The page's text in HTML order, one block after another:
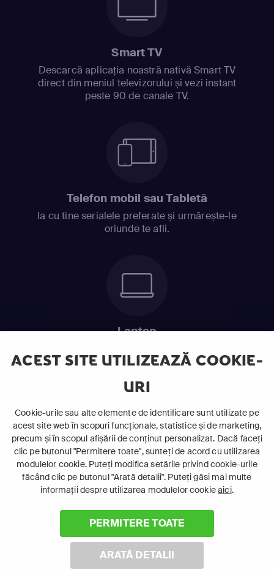
ACEST SITE UTILIZEAZĂ COOKIE-
URI
Cookie-urile sau alte elemente de identificare sunt utilizate pe
acest site web în scopuri funcționale, statistice și de marketing,
precum și în scopul afișării de conținut personalizat. Dacă faceți
clic pe butonul "Permitere toate", sunteți de acord cu utilizarea
modulelor cookie. Puteți modifica setările privind cookie-urile
făcând clic pe butonul "Arată detalii". Puteți găsi mai multe
informații despre utilizarea modulelor cookieaici.
PERMITERE TOATE
ARATĂ DETALII
Smart TV
Descarcă aplicația noastră nativă Smart TV
direct din meniul televizorului și vezi instant
peste 90 de canale TV.
Telefon mobil sau Tabletă
Ia cu tine serialele preferate și urmărește-le
oriunde te afli.
Laptop
ABONEAZĂ-TE ACUM
Cerințe de sistem
2026 Canal+ Luxembourg S. à r.l. - Toate drepturile rezervate
Focus Sat este o marcă înregistrată aparținând Canal+
Luxembourg S. à r.l.